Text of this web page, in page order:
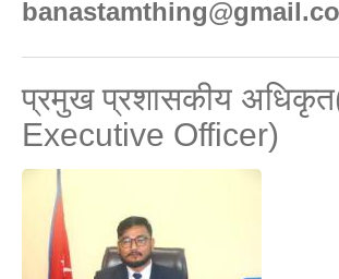
प्रमुख प्रशासकीय
Executive Officer)